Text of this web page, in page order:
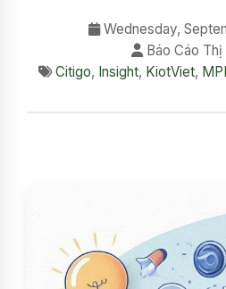
Wednesday,
Báo Cáo Thị
Citigo, Insight, KiotViet,